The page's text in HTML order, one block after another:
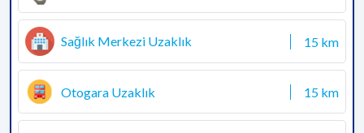
Sağlık Merkezi Uzaklık 15 km
Otogara Uzaklık 15 km